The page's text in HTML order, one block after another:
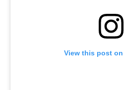
View this post on